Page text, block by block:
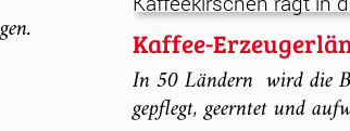
Kaffee-
In 50 Ländern wird die
gepflegt, geerntet und